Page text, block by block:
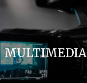
MULTIMEDIA